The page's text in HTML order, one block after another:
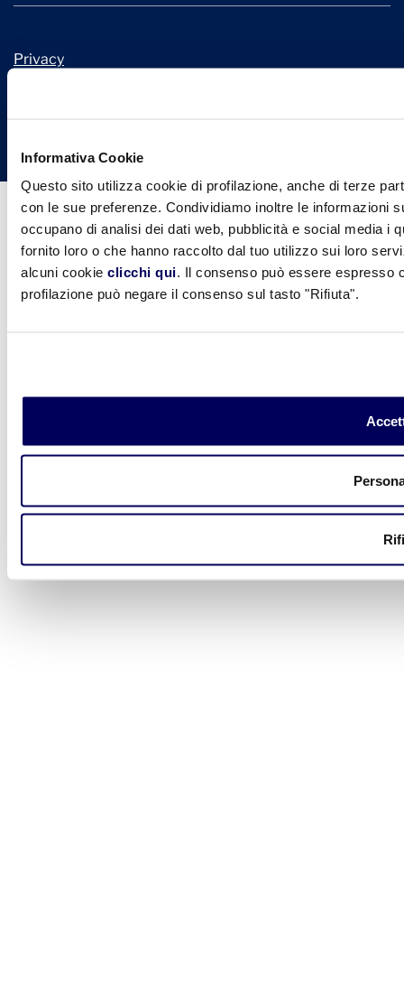
Informativa Cookie
Questo sito utilizza cookie di profilazione, anche di terze
con le sue preferenze. Condividiamo inoltre le informazioni
occupano di analisi dei dati web, pubblicità e social media i
fornito loro o che hanno raccolto dal tuo utilizzo sui loro
alcuni cookie clicchi qui. Il consenso può essere espresso
profilazione può negare il consenso sul tasto "Rifiuta".
Privacy